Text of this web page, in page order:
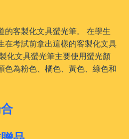
的客製化文具螢光筆。 在學生
在考試前拿出這樣的客製化文具
化文具螢光筆主要使用螢光顏
色為粉色、橘色、黃色、綠色和